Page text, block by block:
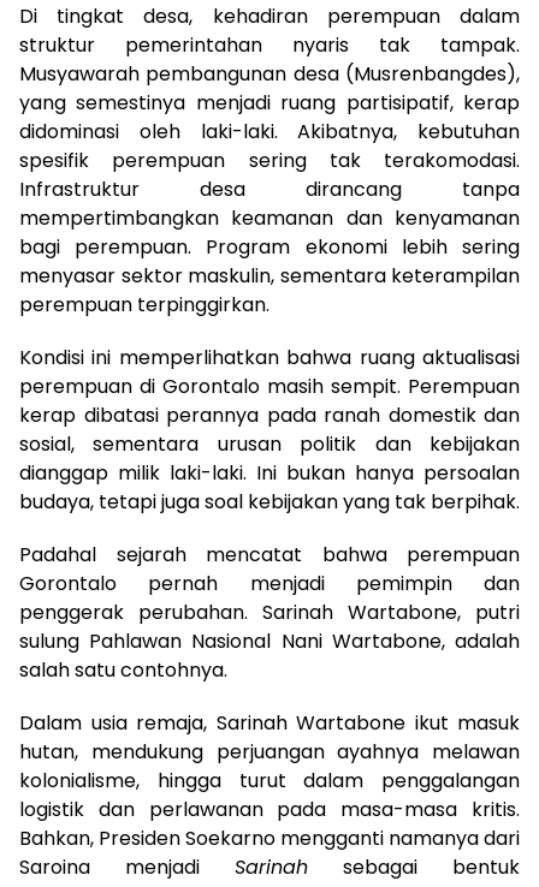
Di tingkat desa, kehadiran perempuan dalam
struktur pemerintahan nyaris tak tampak.
Musyawarah pembangunan desa (Musrenbangdes),
yang semestinya menjadi ruang partisipatif, kerap
didominasi oleh laki-laki. Akibatnya, kebutuhan
spesifik perempuan sering tak terakomodasi.
Infrastruktur desa dirancang tanpa
mempertimbangkan keamanan dan kenyamanan
bagi perempuan. Program ekonomi lebih sering
menyasar sektor maskulin, sementara keterampilan
perempuan terpinggirkan.
Kondisi ini memperlihatkan bahwa ruang aktualisasi
perempuan di Gorontalo masih sempit. Perempuan
kerap dibatasi perannya pada ranah domestik dan
sosial, sementara urusan politik dan kebijakan
dianggap milik laki-laki. Ini bukan hanya persoalan
budaya, tetapi juga soal kebijakan yang tak berpihak.
Padahal sejarah mencatat bahwa perempuan
Gorontalo pernah menjadi pemimpin dan
penggerak perubahan. Sarinah Wartabone, putri
sulung Pahlawan Nasional Nani Wartabone, adalah
salah satu contohnya.
Dalam usia remaja, Sarinah Wartabone ikut masuk
hutan, mendukung perjuangan ayahnya melawan
kolonialisme, hingga turut dalam penggalangan
logistik dan perlawanan pada masa-masa kritis.
Bahkan, Presiden Soekarno mengganti namanya dari
Saroina menjadi Sarinah sebagai bentuk